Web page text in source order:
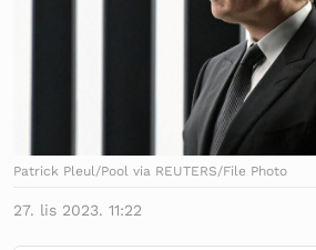
Patrick Pleul/Pool via REUTERS/File Photo
27. lis 2023. 11:22